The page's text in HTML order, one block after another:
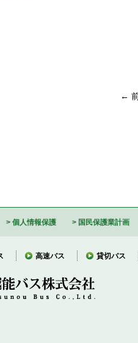
←
個人情報保護 国民保護業計画
高速バス 貸切バス